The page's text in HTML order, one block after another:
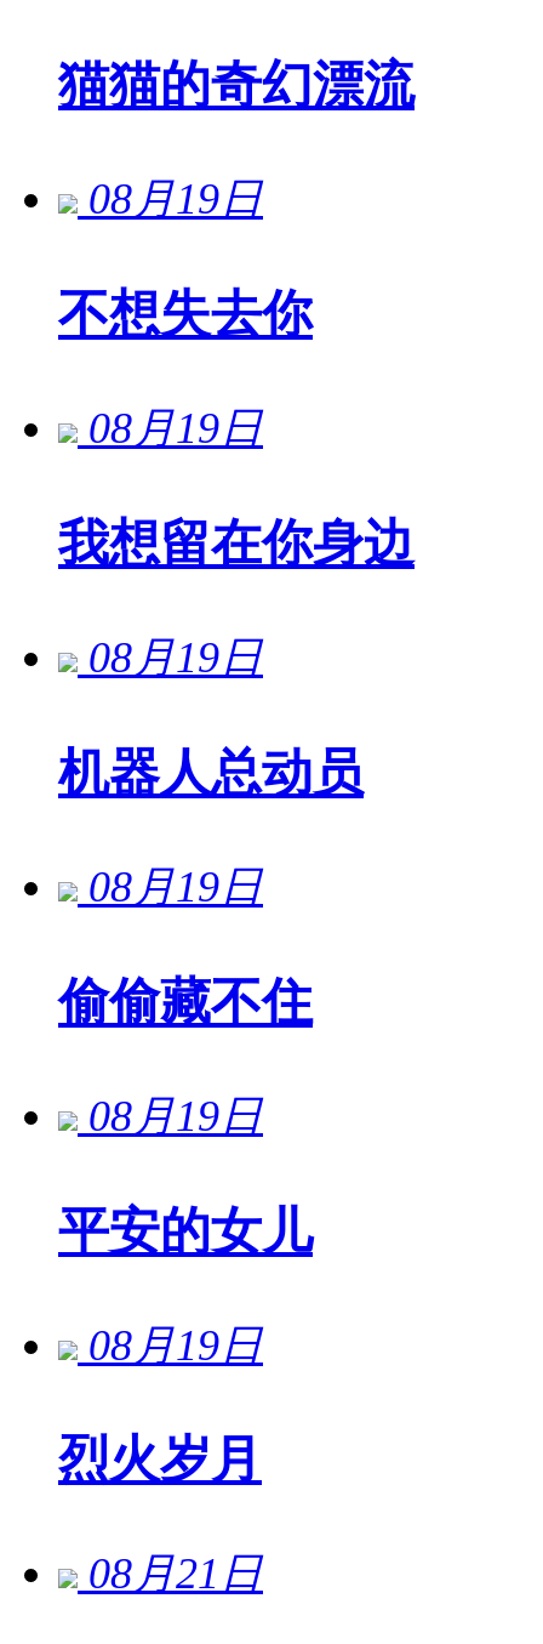
猫猫的奇幻漂流
08月19日
不想失去你
08月19日
我想留在你身边
08月19日
机器人总动员
08月19日
偷偷藏不住
08月19日
平安的女儿
08月19日
烈火岁月
08月21日